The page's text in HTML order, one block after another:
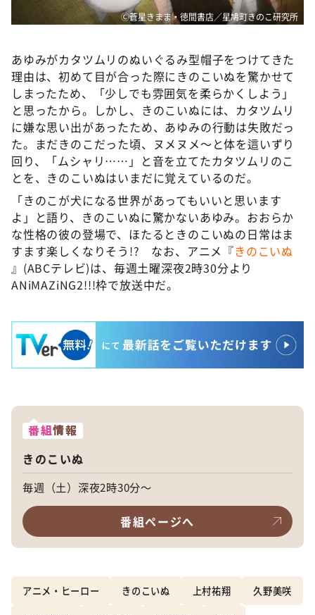
Ⓒ蒼星きまま・徳間書店／星鳩町きのこ研究所
あゆみがカタツムリのぬいぐるみ型帽子をつけてきた
理由は、初めて目が合った際にきのこいぬを驚かせて
しまったため、「少しでも雰囲気を柔らかくしよう」
と思ったから。しかし、きのこいぬには、カタツムリ
に嫌な思い出があったため、あゆみの行動は失敗だっ
た。まだきのこだった頃、ヌメヌメ～と体を這いずり
回り、「ムシャリ……」と音を立てたカタツムリのこ
とを、きのこいぬはいまだに覚えているのだ。
「きのこが犬になる世界があってもいいと思います
よ」と語り、きのこいぬに驚かないあゆみ。おおらか
な性格の彼の登場で、ほたるときのこいぬの日常はま
すます楽しくなりそう!? なお、アニメ『きのこいぬ
』(ABCテレビ)は、毎週土曜深夜2時30分より
ANiMAZiNG2!!!枠で放送中だ。
番組情報
きのこいぬ
毎週（土）深夜2時30分～
番組ページへ
アニメ・ヒーロー きのこいぬ 上村祐翔 久野美咲